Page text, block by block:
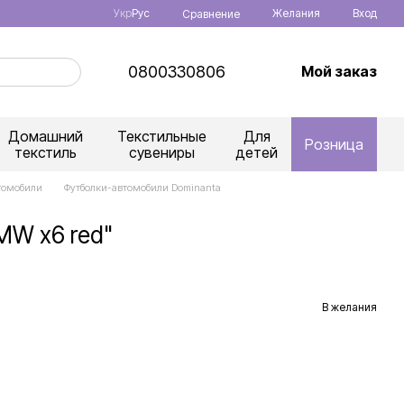
УкрРус Сравнение Желания Вход
0800330806 Мой заказ
Домашний
текстиль
Текстильные
сувениры
Для
детей
Розница
Футболки-автомобили Dominanta
х6 red"
В желания